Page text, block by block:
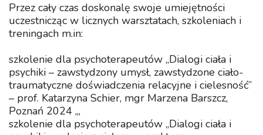
Przez cały czas doskonalę swoje umiejętności
uczestnicząc w licznych warsztatach, szkoleniach i
treningach m.in:
szkolenie dla psychoterapeutów „Dialogi ciała i
psychiki – zawstydzony umysł, zawstydzone ciało-
traumatyczne doświadczenia relacyjne i cielesność”
– prof. Katarzyna Schier, mgr Marzena Barszcz,
Poznań 2024 „‚
szkolenie dla psychoterapeutów „Dialogi ciała i